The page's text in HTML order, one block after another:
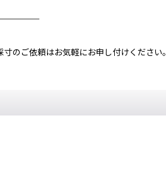
のご依頼はお気軽にお申し付けください。